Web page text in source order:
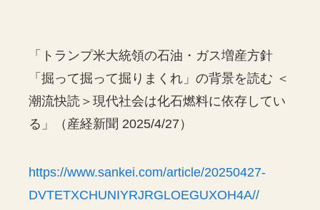
「トランプ米大統領の石油・ガス増産方針
「掘って掘って掘りまくれ」の背景を読む ＜
潮流快読＞現代社会は化石燃料に依存してい
る」（産経新聞 2025/4/27）
https://www.sankei.com/article/20250427-
DVTETXCHUNIYRJRGLOEGUXOH4A//